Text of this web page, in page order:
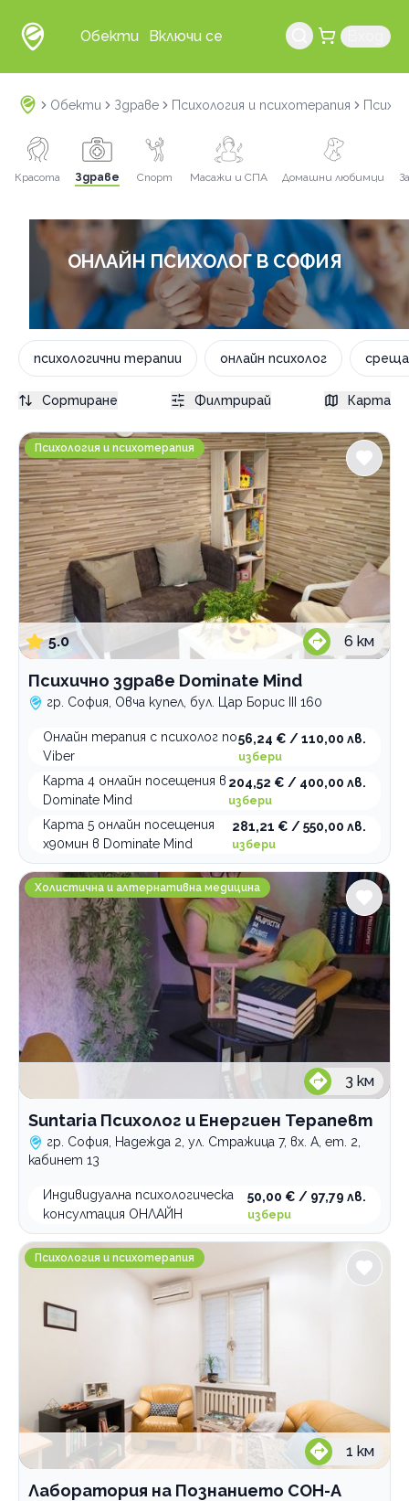
Обекти Включи се
Обекти Здраве Психология и психотерапия
Красота Здраве Спорт Масажи и СПА Домашни любимци
ОНЛАЙН ПСИХОЛОГ В СОФИЯ
психологични терапии онлайн психолог среща
Психично здраве Dominate Mind
Психология и психотерапия
5.0 6 км
Психично здраве Dominate Mind
гр. София, Овча купел, бул. Цар Борис III 160
Онлайн терапия с психолог по
Viber
56,24 € / 110,00 лв.
избери
Карта 4 онлайн посещения в
Dominate Mind
204,52 € / 400,00 лв.
избери
Карта 5 онлайн посещения
х90мин в Dominate Mind
281,21 € / 550,00 лв.
избери
Suntaria Психолог и Енергиен Терапевт
Холистична и алтернативна медицина
3 км
Suntaria Психолог и Енергиен Терапевт
гр. София, Надежда 2, ул. Стражица 7, вх. А, ет. 2,
кабинет 13
Индивидуална психологическа
консултация ОНЛАЙН
50,00 € / 97,79 лв.
избери
Лаборатория на Познанието СОН-А
Психология и психотерапия
1 км
Лаборатория на Познанието СОН-А
Сортиране Филтрирай Карта
София
Абдовица
Люлин 7
Надежда 2
Овча купел
Център
Пловдив
Варна
Велико Търново
Услуги
Биометричен тест
детски психолог
психологични терапии
среща
Психотерапевт
първичен преглед
Категории
Психология и психотерапия
Ортодонтия
Грижи за възрастни хора
Интравенозни терапии
Логопедични услуги
Лаборатории
Медицински услуги
Рехабилитация
Стоматологични услуги
По домовете